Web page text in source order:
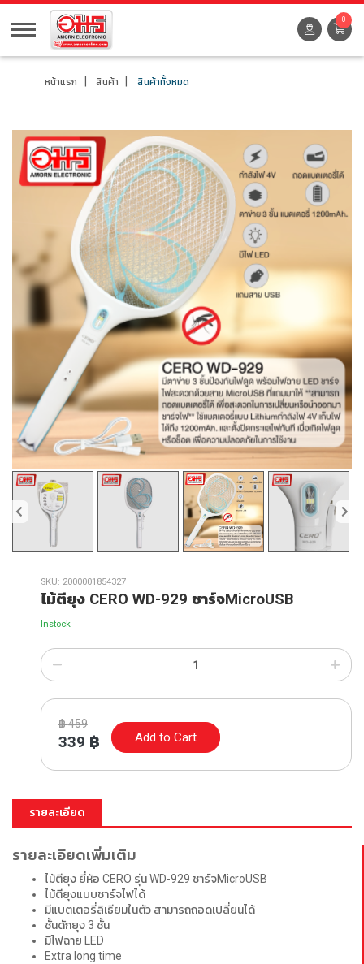
0
หน้าแรก สินค้า สินค้าทั้งหมด
SKU: 2000001854327
ไม้ตียุง CERO WD-929 ชาร์จMicroUSB
Instock
฿459
339 ฿ Add to Cart
รายละเอียด
รายละเอียดเพิ่มเติม
ไม้ตียุง ยี่ห้อ CERO รุ่น WD-929 ชาร์จMicroUSB
ไม้ตียุงแบบชาร์จไฟได้
มีแบตเตอรี่ลิเธียมในตัว สามารถถอดเปลี่ยนได้
ชั้นดักยุง 3 ชั้น
มีไฟฉาย LED
Extra long time